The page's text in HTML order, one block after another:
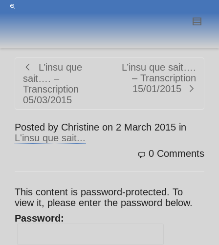
L’insu que
sait…. –
Transcription
05/03/2015
L’insu que sait….
– Transcription
15/01/2015
Posted by Christine on 2 March 2015 in
L'insu que sait...
0 Comments
This content is password-protected. To
view it, please enter the password below.
Password: